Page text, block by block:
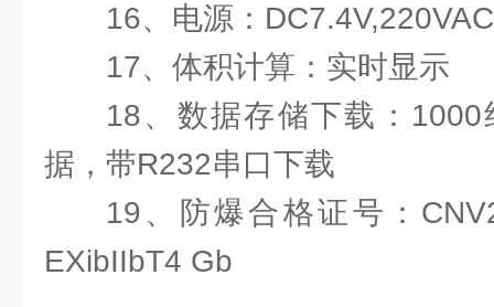
16、电源：
17、体积计算：实时显示
18、数据存储下载：
据，带R232串口下载
19、防爆合格证号：
EXibIIbT4 Gb